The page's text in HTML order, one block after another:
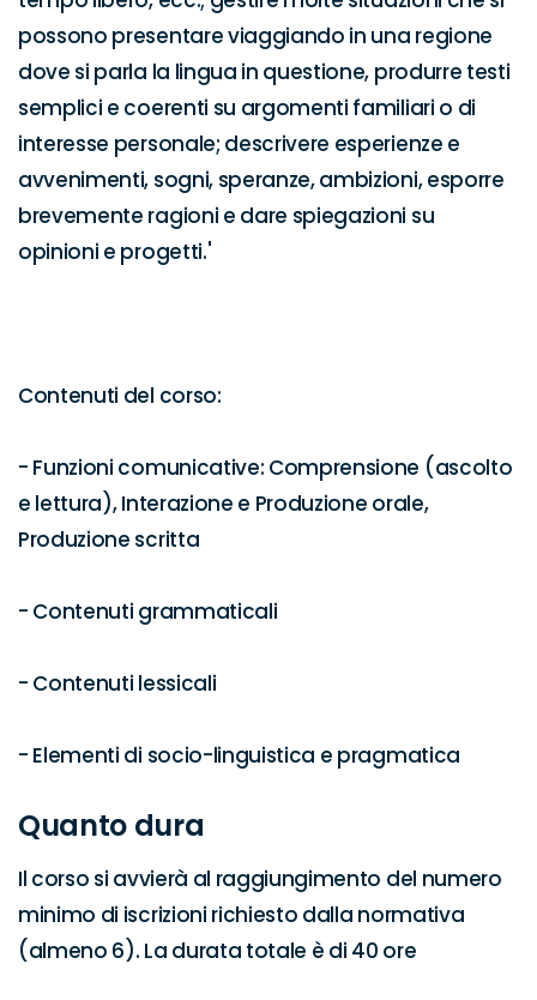
possono presentare viaggiando in una regione
dove si parla la lingua in questione, produrre testi
semplici e coerenti su argomenti familiari o di
interesse personale; descrivere esperienze e
avvenimenti, sogni, speranze, ambizioni, esporre
brevemente ragioni e dare spiegazioni su
opinioni e progetti.'
Contenuti del corso:
- Funzioni comunicative: Comprensione (ascolto
e lettura), Interazione e Produzione orale,
Produzione scritta
- Contenuti grammaticali
- Contenuti lessicali
- Elementi di socio-linguistica e pragmatica
Quanto dura
Il corso si avvierà al raggiungimento del numero
minimo di iscrizioni richiesto dalla normativa
(almeno 6). La durata totale è di 40 ore